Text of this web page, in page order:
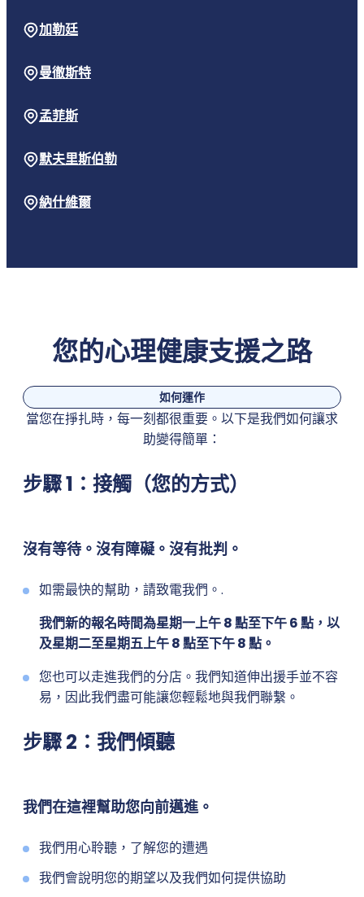
加勒廷
曼徹斯特
孟菲斯
默夫里斯伯勒
納什維爾
您的心理健康支援之路
如何運作
當您在掙扎時，每一刻都很重要。以下是我們如何讓求
助變得簡單：
步驟 1：接觸（您的方式）
沒有等待。沒有障礙。沒有批判。
如需最快的幫助，請致電我們。.
我們新的報名時間為星期一上午 8 點至下午 6 點，以
及星期二至星期五上午 8 點至下午 8 點。
您也可以走進我們的分店。我們知道伸出援手並不容
易，因此我們盡可能讓您輕鬆地與我們聯繫。
步驟 2：我們傾聽
我們在這裡幫助您向前邁進。
我們用心聆聽，了解您的遭遇
我們會說明您的期望以及我們如何提供協助